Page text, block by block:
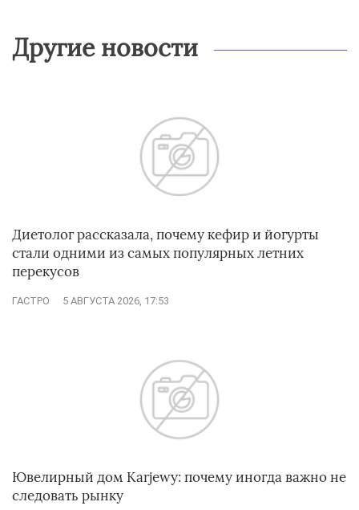
Другие новости
Диетолог рассказала, почему кефир и йогурты
стали одними из самых популярных летних
перекусов
ГАСТРО 5 АВГУСТА 2026, 17:53
Ювелирный дом Karjewy: почему иногда важно не
следовать рынку